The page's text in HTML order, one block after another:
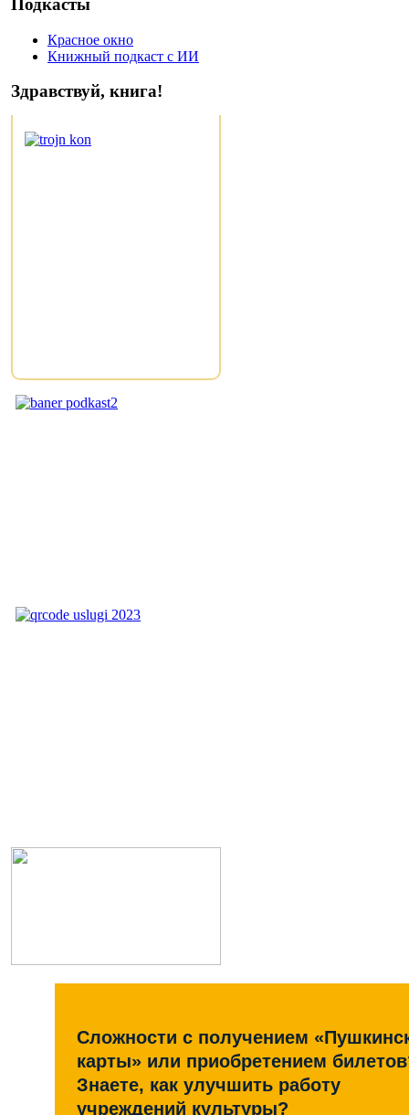
Подкасты
Красное окно
Книжный подкаст с ИИ
Здравствуй, книга!
Сложности с получением
карты» или приобретением
Знаете, как улучшить работу
учреждений культуры?